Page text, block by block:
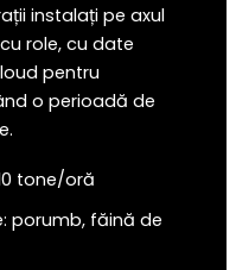
instalați pe axul
role, cu date
pentru
o perioadă de
tone/oră
porumb, făină de